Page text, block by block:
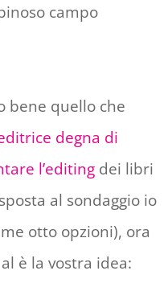
campo
bene quello che
degna di
l’editing dei libri
al sondaggio io
otto opzioni), ora
è la vostra idea: